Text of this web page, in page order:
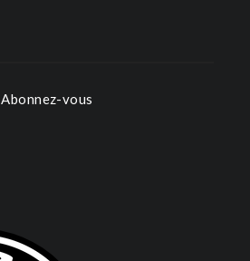
Abonnez-vous